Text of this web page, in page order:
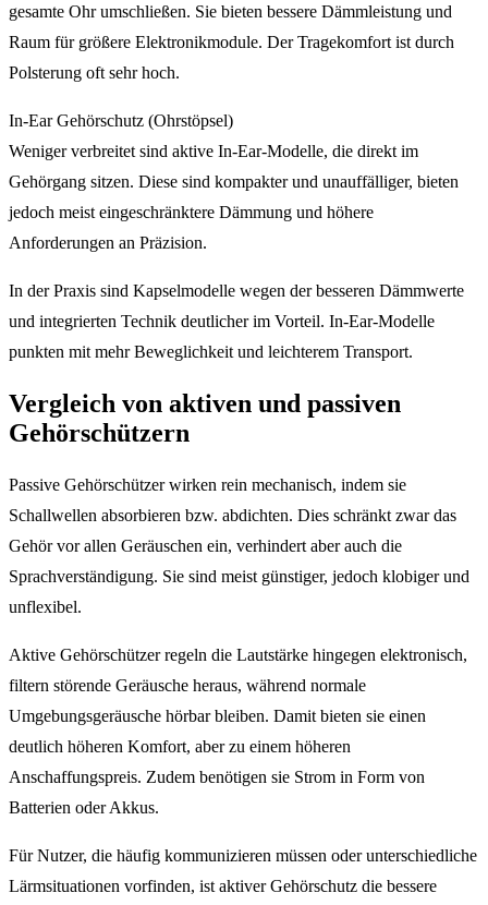
gesamte Ohr umschließen. Sie bieten bessere Dämmleistung und
Raum für größere Elektronikmodule. Der Tragekomfort ist durch
Polsterung oft sehr hoch.
In-Ear Gehörschutz (Ohrstöpsel)
Weniger verbreitet sind aktive In-Ear-Modelle, die direkt im
Gehörgang sitzen. Diese sind kompakter und unauffälliger, bieten
jedoch meist eingeschränktere Dämmung und höhere
Anforderungen an Präzision.
In der Praxis sind Kapselmodelle wegen der besseren Dämmwerte
und integrierten Technik deutlicher im Vorteil. In-Ear-Modelle
punkten mit mehr Beweglichkeit und leichterem Transport.
Vergleich von aktiven und passiven
Gehörschützern
Passive Gehörschützer wirken rein mechanisch, indem sie
Schallwellen absorbieren bzw. abdichten. Dies schränkt zwar das
Gehör vor allen Geräuschen ein, verhindert aber auch die
Sprachverständigung. Sie sind meist günstiger, jedoch klobiger und
unflexibel.
Aktive Gehörschützer regeln die Lautstärke hingegen elektronisch,
filtern störende Geräusche heraus, während normale
Umgebungsgeräusche hörbar bleiben. Damit bieten sie einen
deutlich höheren Komfort, aber zu einem höheren
Anschaffungspreis. Zudem benötigen sie Strom in Form von
Batterien oder Akkus.
Für Nutzer, die häufig kommunizieren müssen oder unterschiedliche
Lärmsituationen vorfinden, ist aktiver Gehörschutz die bessere